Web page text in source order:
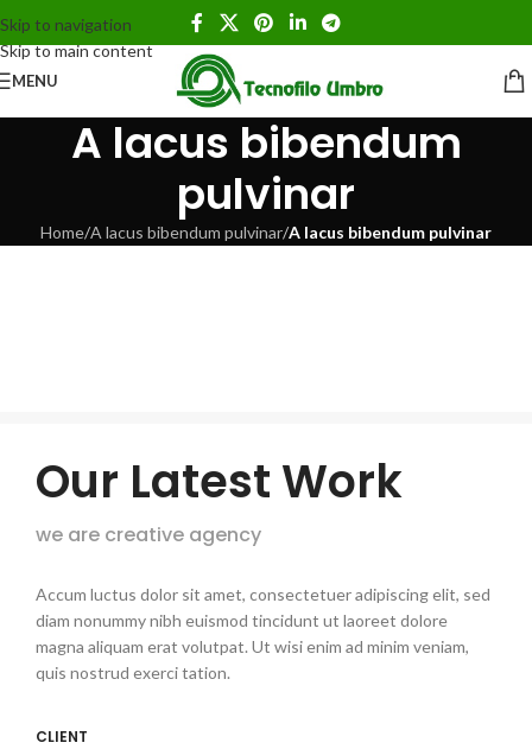
Skip to navigation
Skip to main content
MENU
A lacus bibendum
pulvinar
Home/A lacus bibendum pulvinar/A lacus bibendum pulvinar
Our Latest Work
we are creative agency
Accum luctus dolor sit amet, consectetuer adipiscing elit, sed
diam nonummy nibh euismod tincidunt ut laoreet dolore
magna aliquam erat volutpat. Ut wisi enim ad minim veniam,
quis nostrud exerci tation.
CLIENT